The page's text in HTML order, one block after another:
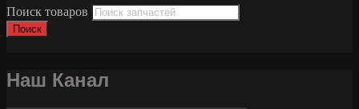
Поиск товаров
Поиск
Наш Канал